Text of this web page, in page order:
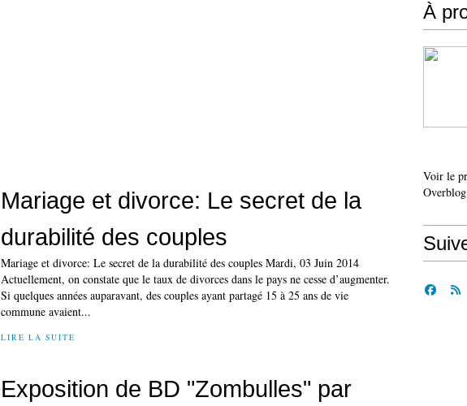
Mariage et divorce: Le secret de la
durabilité des couples
Mariage et divorce: Le secret de la durabilité des couples Mardi, 03 Juin 2014
Actuellement, on constate que le taux de divorces dans le pays ne cesse d’augmenter.
Si quelques années auparavant, des couples ayant partagé 15 à 25 ans de vie
commune avaient...
LIRE LA SUITE
Exposition de BD "Zombulles" par
À
Voir le
Overblog